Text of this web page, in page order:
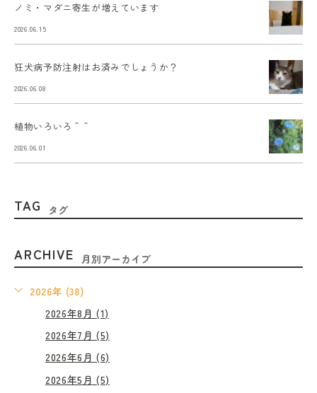
ノミ・マダニ寄生が増えています
2026.06.15
狂犬病予防注射はお済みでしょうか？
2026.06.08
植物いろいろ＾＾
2026.06.01
TAG タグ
ARCHIVE 月別アーカイブ
2026年 (38)
2026年8月 (1)
2026年7月 (5)
2026年6月 (6)
2026年5月 (5)